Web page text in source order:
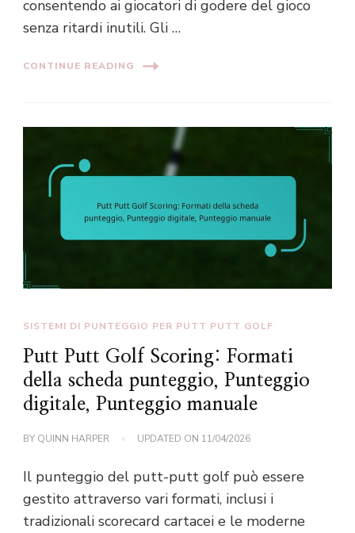
consentendo ai giocatori di godere del gioco
senza ritardi inutili. Gli …
CONTINUE READING
SISTEMI DI PUNTEGGIO PER PUTT PUTT GOLF
Putt Putt Golf Scoring: Formati
della scheda punteggio, Punteggio
digitale, Punteggio manuale
BY QUINN HARPER UPDATED ON 11/04/2026
Il punteggio del putt-putt golf può essere
gestito attraverso vari formati, inclusi i
tradizionali scorecard cartacei e le moderne